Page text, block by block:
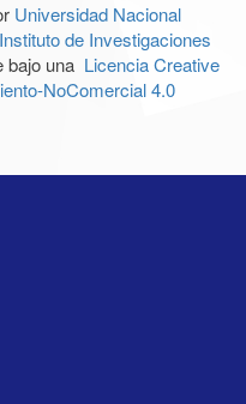
Universidad Nacional
de Investigaciones
bajo una Licencia Creative
NoComercial 4.0